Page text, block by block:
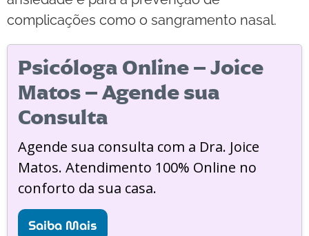
complicações como o sangramento nasal.
Psicóloga Online – Joice
Matos – Agende sua
Consulta
Agende sua consulta com a Dra. Joice
Matos. Atendimento 100% Online no
conforto da sua casa.
Saiba Mais